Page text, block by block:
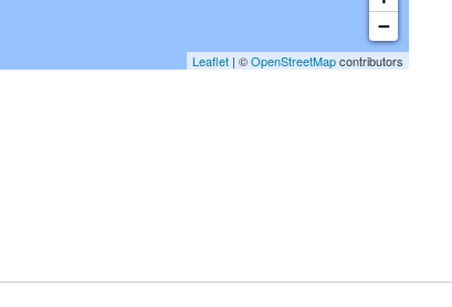
−
Leaflet | ©OpenStreetMapcontributors